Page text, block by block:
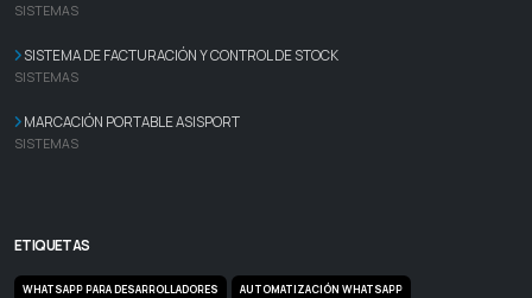
SISTEMAS
SISTEMA DE FACTURACIÓN Y CONTROL DE STOCK
SISTEMAS
MARCACIÓN PORTABLE ASISPORT
SISTEMAS
ETIQUETAS
WHATSAPP PARA DESARROLLADORES AUTOMATIZACIÓN WHATSAPP